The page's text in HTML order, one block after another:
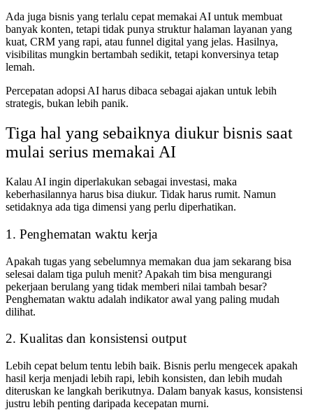
Ada juga bisnis yang terlalu cepat memakai AI untuk membuat
banyak konten, tetapi tidak punya struktur halaman layanan yang
kuat, CRM yang rapi, atau funnel digital yang jelas. Hasilnya,
visibilitas mungkin bertambah sedikit, tetapi konversinya tetap
lemah.
Percepatan adopsi AI harus dibaca sebagai ajakan untuk lebih
strategis, bukan lebih panik.
Tiga hal yang sebaiknya diukur bisnis saat
mulai serius memakai AI
Kalau AI ingin diperlakukan sebagai investasi, maka
keberhasilannya harus bisa diukur. Tidak harus rumit. Namun
setidaknya ada tiga dimensi yang perlu diperhatikan.
1. Penghematan waktu kerja
Apakah tugas yang sebelumnya memakan dua jam sekarang bisa
selesai dalam tiga puluh menit? Apakah tim bisa mengurangi
pekerjaan berulang yang tidak memberi nilai tambah besar?
Penghematan waktu adalah indikator awal yang paling mudah
dilihat.
2. Kualitas dan konsistensi output
Lebih cepat belum tentu lebih baik. Bisnis perlu mengecek apakah
hasil kerja menjadi lebih rapi, lebih konsisten, dan lebih mudah
diteruskan ke langkah berikutnya. Dalam banyak kasus, konsistensi
justru lebih penting daripada kecepatan murni.